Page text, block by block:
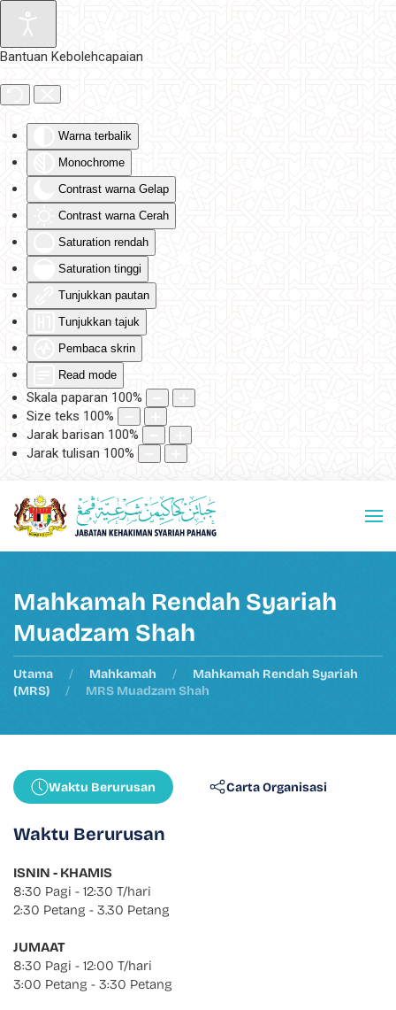
Bantuan Kebolehcapaian
Warna terbalik
Monochrome
Contrast warna Gelap
Contrast warna Cerah
Saturation rendah
Saturation tinggi
Tunjukkan pautan
Tunjukkan tajuk
Pembaca skrin
Read mode
Skala paparan 100%
Size teks 100%
Jarak barisan 100%
Jarak tulisan 100%
Skip to main content
Mahkamah Rendah Syariah
Muadzam Shah
Utama Mahkamah
Mahkamah Rendah Syariah
(MRS)
MRS Muadzam Shah
Waktu Berurusan Carta Organisasi
Waktu Berurusan
ISNIN - KHAMIS
8:30 Pagi - 12:30 T/hari
2:30 Petang - 3.30 Petang
JUMAAT
8:30 Pagi - 12:00 T/hari
3:00 Petang - 3:30 Petang